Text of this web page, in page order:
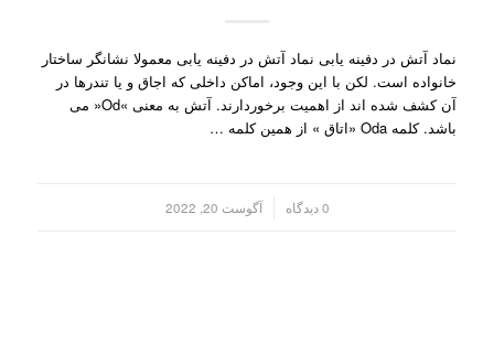
نماد آتش در دفینه یابی نماد آتش در دفینه یابی معمولا نشانگر ساختار
خانواده است. لکن با این وجود، اماکن داخلی که اجاق و یا تندرها در
آن کشف شده اند از اهمیت برخوردارند. آتش به معنی »Od« می
باشد. کلمه Oda «اتاق » از همین کلمه …
0 دیدگاه آگوست 20, 2022